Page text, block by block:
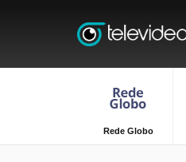
Rede Globo